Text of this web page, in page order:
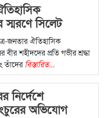
স্মরণে সিলেট
জনতার ঐতিহাসিক
বীর শহীদদের প্রতি গভীর শ্রদ্ধা
তাঁদেরবিস্তারিত...
নির্দেশে
অভিযোগ